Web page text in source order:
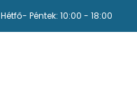
Hétfő- Péntek: 10:00 - 18:00